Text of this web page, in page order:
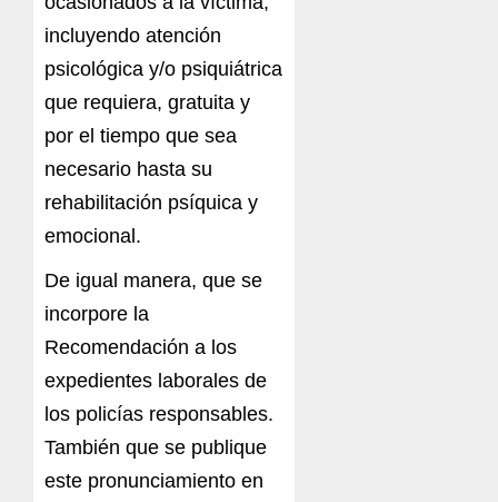
incluyendo atención
psicológica y/o psiquiátrica
que requiera, gratuita y
por el tiempo que sea
necesario hasta su
rehabilitación psíquica y
emocional.
De igual manera, que se
incorpore la
Recomendación a los
expedientes laborales de
los policías responsables.
También que se publique
este pronunciamiento en